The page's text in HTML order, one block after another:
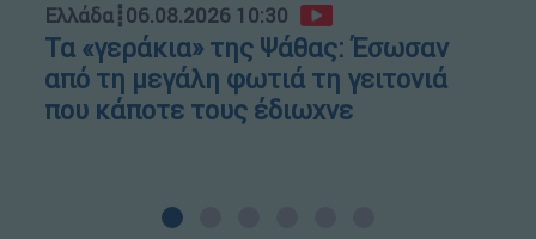
Ελλάδα┋06.08.2026 10:30
Τα «γεράκια» της Ψάθας: Έσωσαν
από τη μεγάλη φωτιά τη γειτονιά
που κάποτε τους έδιωχνε